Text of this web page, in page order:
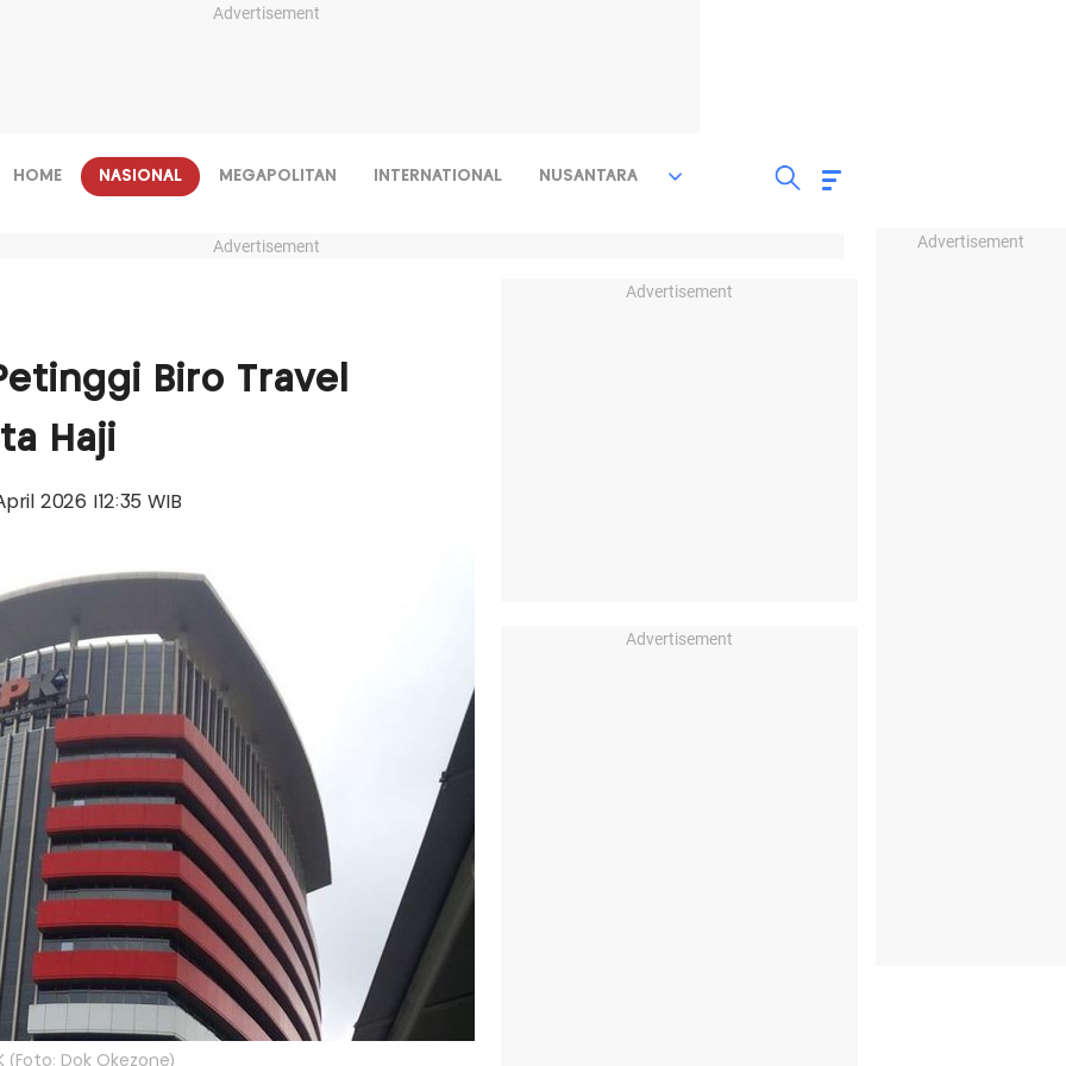
Advertisement
Advertisement
HOME NASIONAL MEGAPOLITAN INTERNATIONAL NUSANTARA
Advertisement
Biro Travel
Haji
2026 |12:35 WIB
(Foto: Dok Okezone)
Advertisement
Advertisement